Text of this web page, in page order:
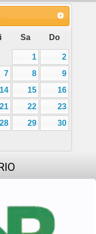
Sa Do
1
2
7 8
9
14 15
16
21 22
23
28 29
30